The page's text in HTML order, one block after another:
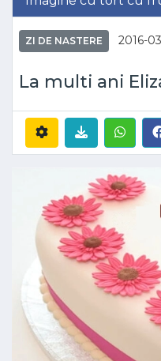
ZI DE NASTERE 2016-
La multi ani